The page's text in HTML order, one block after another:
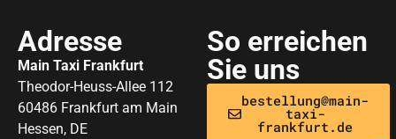
Adresse
Main Taxi Frankfurt
Theodor-Heuss-Allee 112
60486 Frankfurt am Main
Hessen, DE
So erreichen
Sie uns
bestellung@main-
taxi-
frankfurt.de